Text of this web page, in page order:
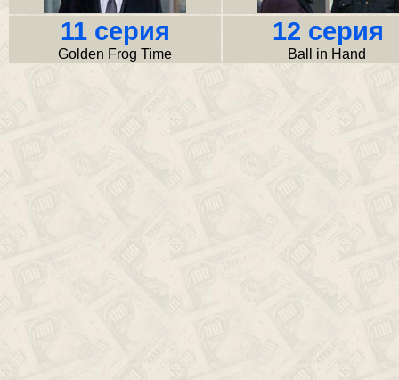
11 серия
Golden Frog Time
12 серия
Ball in Hand